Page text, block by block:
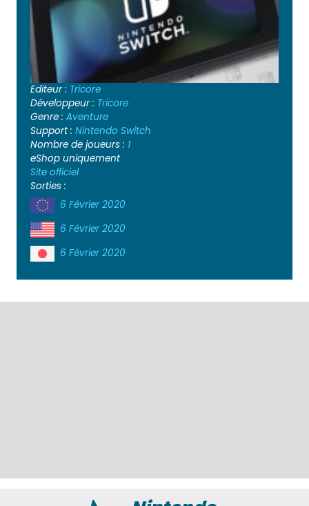
Editeur : Tricore
Développeur : Tricore
Genre : Aventure
Support : Nintendo Switch
Nombre de joueurs : 1
eShop uniquement
Site officiel
Sorties :
6 Février 2020
6 Février 2020
6 Février 2020